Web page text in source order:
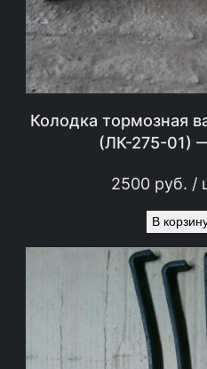
Колодка тормозная
(ЛК-275-01)
2500 руб. /
В